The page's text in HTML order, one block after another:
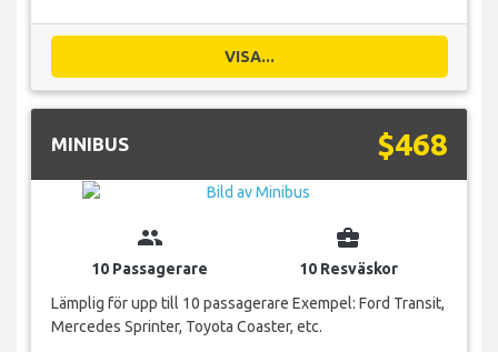
VISA...
MINIBUS $468
group
10 Passagerare
business_center
10 Resväskor
Lämplig för upp till 10 passagerare Exempel: Ford Transit,
Mercedes Sprinter, Toyota Coaster, etc.